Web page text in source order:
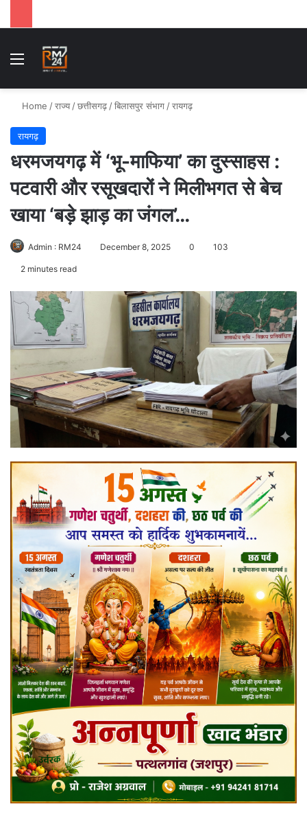
Menu
Home /राज्य /छत्तीसगढ़ /बिलासपुर संभाग /रायगढ़
रायगढ़
धरमजयगढ़ में ‘भू-माफिया’ का दुस्साहस :
पटवारी और रसूखदारों ने मिलीभगत से बेच
खाया ‘बड़े झाड़ का जंगल’…
Admin : RM24 December 8, 2025 0 103
2 minutes read